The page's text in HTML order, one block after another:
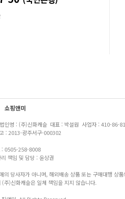
쇼핑앤미
인명 : (주)신화캐슬 대표 : 박설원 사업자 : 410-86-
: 2013-광주서구-000302
: 0505-258-8008
책임 및 담당 : 윤상권
의 당사자가 아니며, 해외배송 상품 또는 구매대행 상품
주)신화캐슬은 일체 책임을 지지 않습니다.